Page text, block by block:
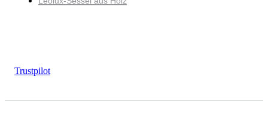
Trustpilot